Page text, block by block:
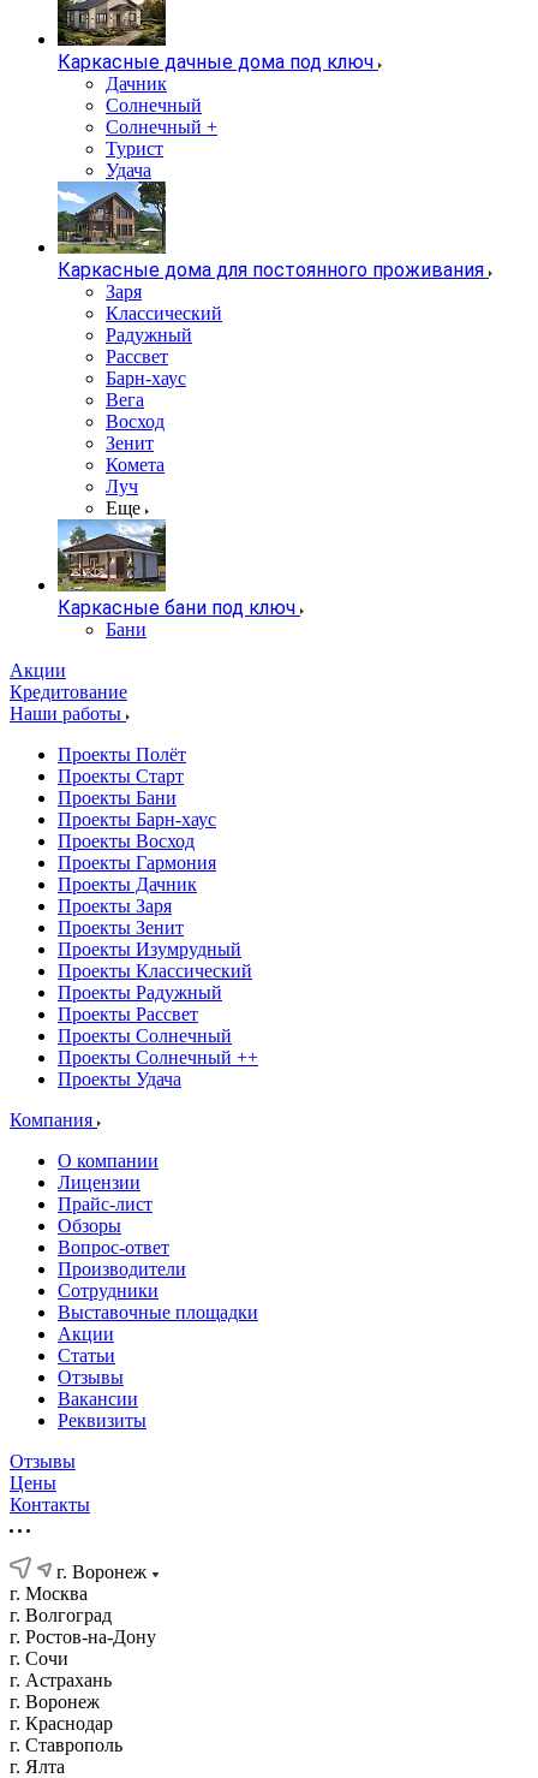
Каркасные дачные дома под ключ
Дачник
Солнечный
Солнечный +
Турист
Удача
Каркасные дома для постоянного проживания
Заря
Классический
Радужный
Рассвет
Барн-хаус
Вега
Восход
Зенит
Комета
Луч
Еще
Каркасные бани под ключ
Бани
Акции
Кредитование
Наши работы
Проекты Полёт
Проекты Старт
Проекты Бани
Проекты Барн-хаус
Проекты Восход
Проекты Гармония
Проекты Дачник
Проекты Заря
Проекты Зенит
Проекты Изумрудный
Проекты Классический
Проекты Радужный
Проекты Рассвет
Проекты Солнечный
Проекты Солнечный ++
Проекты Удача
Компания
О компании
Лицензии
Прайс-лист
Обзоры
Вопрос-ответ
Производители
Сотрудники
Выставочные площадки
Акции
Статьи
Отзывы
Вакансии
Реквизиты
Отзывы
Цены
Контакты
г. Воронеж
г. Москва
г. Волгоград
г. Ростов-на-Дону
г. Сочи
г. Астрахань
г. Воронеж
г. Краснодар
г. Ставрополь
г. Ялта